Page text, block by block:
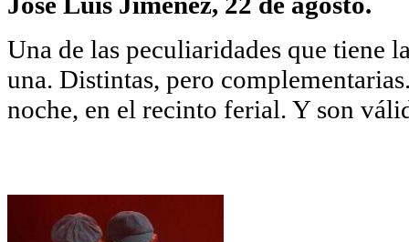
Una de las peculiaridades que tiene
una. Distintas, pero
noche, en el recinto ferial. Y son